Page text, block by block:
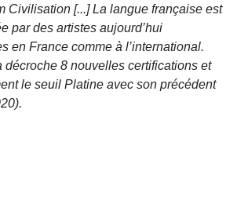
Civilisation [...] La langue française est
par des artistes aujourd’hui
en France comme à l’international.
décroche 8 nouvelles certifications et
le seuil Platine avec son précédent